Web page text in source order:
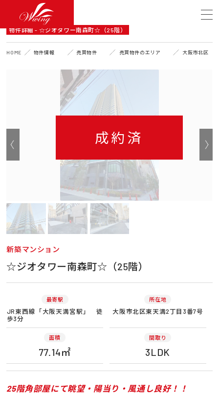
DETAIL
物件詳細 - ☆ジオタワー南森町☆（25階）
HOME 物件情報 売買物件 売買物件のエリア 大阪市北区
成約済
新築マンション
☆ジオタワー南森町☆（25階）
最寄駅
JR東西線「大阪天満宮駅」 徒
歩3分
所在地
大阪市北区東天満2丁目3番7号
面積
77.14㎡
間取り
3LDK
25階角部屋にて眺望・陽当り・風通し良好！！